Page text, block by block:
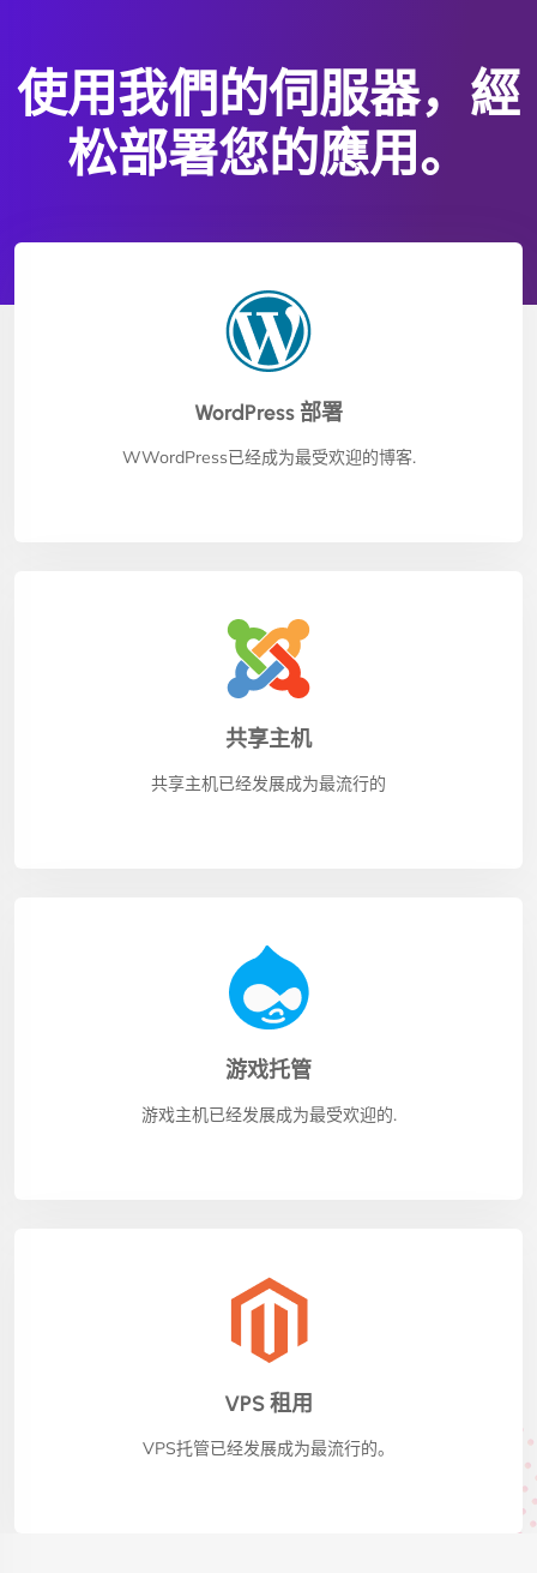
使用我們的伺服器，經
松部署您的應用。
WordPress 部署
WWordPress已经成为最受欢迎的博客.
共享主机
共享主机已经发展成为最流行的
游戏托管
游戏主机已经发展成为最受欢迎的.
VPS 租用
VPS托管已经发展成为最流行的。